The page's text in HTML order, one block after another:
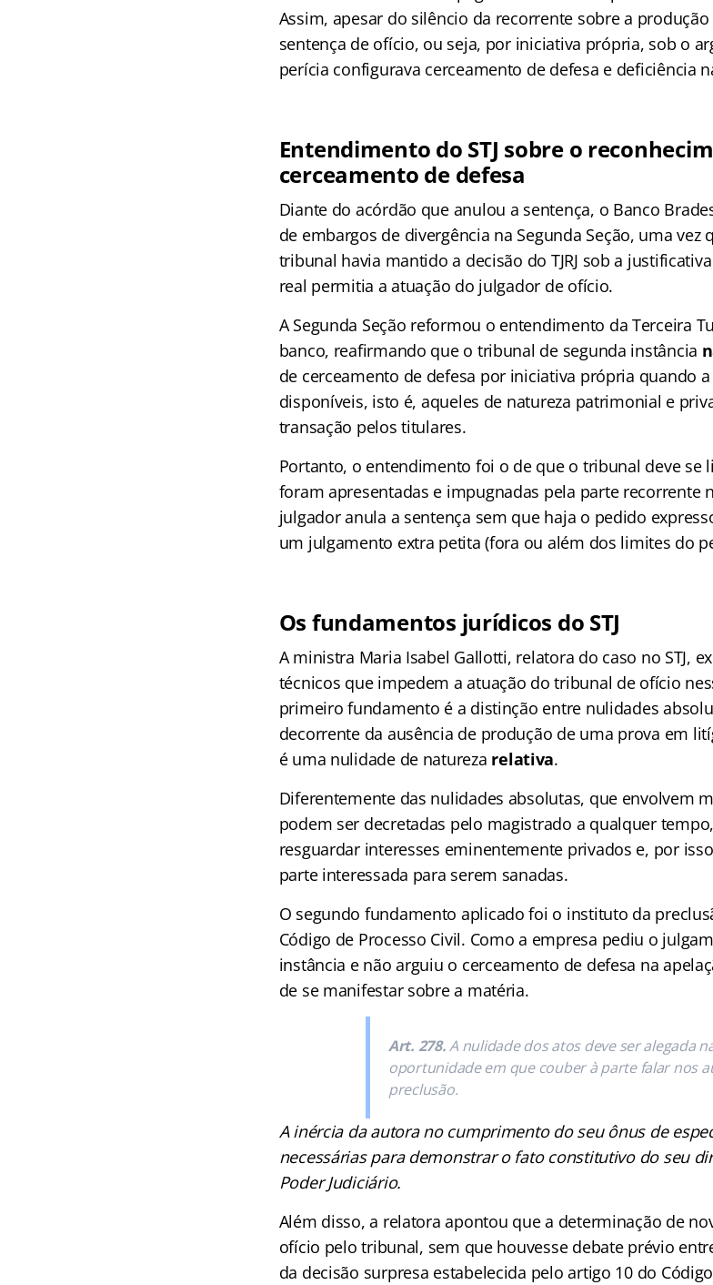
Assim, apesar do silêncio da recorrente sobre a produção
sentença de ofício, ou seja, por iniciativa própria, sob o
perícia configurava cerceamento de defesa e deficiência
Entendimento do STJ sobre o
cerceamento de defesa
Diante do acórdão que anulou a sentença, o Banco
de embargos de divergência na Segunda Seção, uma vez
tribunal havia mantido a decisão do TJRJ sob a
real permitia a atuação do julgador de ofício.
A Segunda Seção reformou o entendimento da Terceira
banco, reafirmando que o tribunal de segunda instância
de cerceamento de defesa por iniciativa própria quando
disponíveis, isto é, aqueles de natureza patrimonial e
transação pelos titulares.
Portanto, o entendimento foi o de que o tribunal deve se
foram apresentadas e impugnadas pela parte recorrente
julgador anula a sentença sem que haja o pedido
um julgamento extra petita (fora ou além dos limites do
Os fundamentos jurídicos do STJ
A ministra Maria Isabel Gallotti, relatora do caso no STJ,
técnicos que impedem a atuação do tribunal de ofício
primeiro fundamento é a distinção entre nulidades
decorrente da ausência de produção de uma prova em
é uma nulidade de natureza relativa.
Diferentemente das nulidades absolutas, que envolvem
podem ser decretadas pelo magistrado a qualquer
resguardar interesses eminentemente privados e, por
parte interessada para serem sanadas.
O segundo fundamento aplicado foi o instituto da
Código de Processo Civil. Como a empresa pediu o
instância e não arguiu o cerceamento de defesa na
de se manifestar sobre a matéria.
Art. 278.A nulidade dos atos deve ser alegada
oportunidade em que couber à parte falar nos
preclusão.
A inércia da autora no cumprimento do seu ônus de
necessárias para demonstrar o fato constitutivo do seu
Poder Judiciário.
Além disso, a relatora apontou que a determinação de
ofício pelo tribunal, sem que houvesse debate prévio
da decisão surpresa estabelecida pelo artigo 10 do